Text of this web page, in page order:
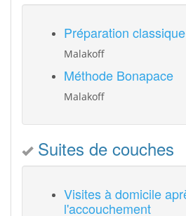
Préparation classique
Malakoff
Méthode Bonapace
Malakoff
Suites de couches
Visites à domicile
l'accouchement